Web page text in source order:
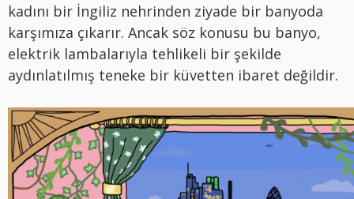
kadını bir İngiliz nehrinden ziyade bir banyoda
karşımıza çıkarır. Ancak söz konusu bu banyo,
elektrik lambalarıyla tehlikeli bir şekilde
aydınlatılmış teneke bir küvetten ibaret değildir.